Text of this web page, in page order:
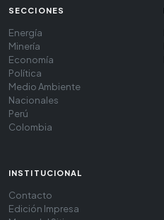
SECCIONES
Energía
Minería
Economía
Política
Medio Ambiente
Nacionales
Perú
Colombia
INSTITUCIONAL
Contacto
Edición Impresa